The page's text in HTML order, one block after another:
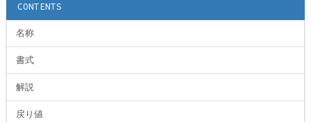
CONTENTS
名称
書式
解説
戻り値